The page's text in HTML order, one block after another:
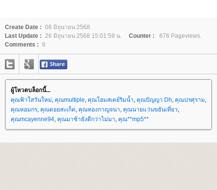
Create Date : 08 มิถุนายน 2568
Last Update : 26 มิถุนายน 2568 15:01:59 น. Counter :
676 Pageviews.
Comments : 6
ผู้โหวตบล็อกนี้...
คุณฟ้าใสวันใหม่, คุณmultiple, คุณโฮมสเตย์ริมน้ำ, คุณปัญญา Dh, คุณปรศุราม,
คุณหอมกร, คุณดอยสะเก็ด, คุณทองกาญจนา, คุณนายแว่นขยันเที่ยว,
คุณmcayenne94, คุณมาช้ายังดีกว่าไม่มา, คุณ**mp5**